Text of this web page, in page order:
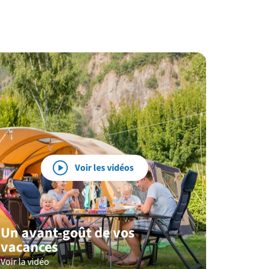
Un avant-goût de vos
vacances
Voir la vidéo
Voir les vidéos